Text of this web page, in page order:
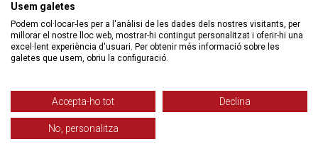
cas encaixa, pots demanar-nos una primera
valoració.
Usem galetes
Podem col·locar-les per a l'anàlisi de les dades dels nostres visitants, per
millorar el nostre lloc web, mostrar-hi contingut personalitzat i oferir-hi una
excel·lent experiència d'usuari. Per obtenir més informació sobre les
galetes que usem, obriu la configuració.
Accepta-ho tot Declina
No, personalitza